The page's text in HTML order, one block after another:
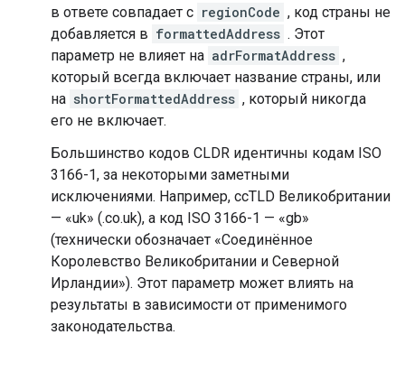
в ответе совпадает с regionCode , код страны не
добавляется в formattedAddress . Этот
параметр не влияет на adrFormatAddress ,
который всегда включает название страны, или
на shortFormattedAddress , который никогда
его не включает.
Большинство кодов CLDR идентичны кодам ISO
3166-1, за некоторыми заметными
исключениями. Например, ccTLD Великобритании
— «uk» (.co.uk), а код ISO 3166-1 — «gb»
(технически обозначает «Соединённое
Королевство Великобритании и Северной
Ирландии»). Этот параметр может влиять на
результаты в зависимости от применимого
законодательства.